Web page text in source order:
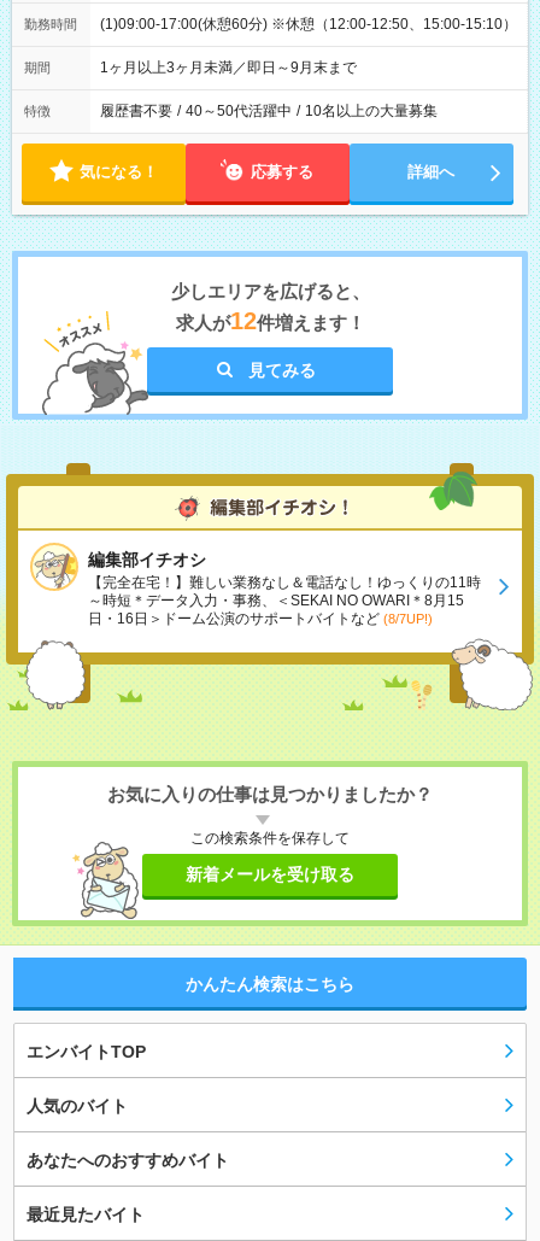
勤務時間 (1)09:00-17:00(休憩60分) ※休憩（12:00-12:50、15:00-15:10）
期間 1ヶ月以上3ヶ月未満／即日～9月末まで
特徴 履歴書不要 / 40～50代活躍中 / 10名以上の大量募集
気になる！ 応募する 詳細へ
少しエリアを広げると、
求人が12件増えます！
見てみる
編集部イチオシ
【完全在宅！】難しい業務なし＆電話なし！ゆっくりの11時
～時短＊データ入力・事務、＜SEKAI NO OWARI＊8月15
日・16日＞ドーム公演のサポートバイトなど (8/7UP!)
お気に入りの仕事は見つかりましたか？
この検索条件を保存して
新着メールを受け取る
かんたん検索はこちら
エンバイトTOP
人気のバイト
あなたへのおすすめバイト
最近見たバイト